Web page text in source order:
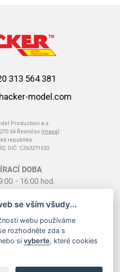
313 564 381
model.com
Production a.s.
54 Řevničov (mapa)
republika
DIČ: CZ63271532
DOBA
- 16:00 hod.
telefonické dohody
se vším všudy...
webu používáme
rozhodněte zda s
sivyberte, které cookies